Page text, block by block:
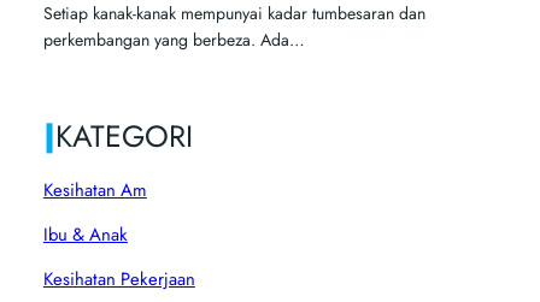
Setiap kanak-kanak mempunyai kadar tumbesaran dan
perkembangan yang berbeza. Ada…
|KATEGORI
Kesihatan Am
Ibu & Anak
Kesihatan Pekerjaan